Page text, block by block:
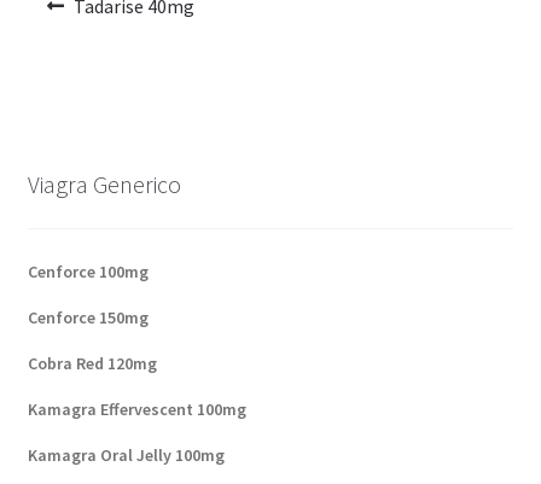
Vérifiez le statut de votre Commande
Panier
Conditions
Contacts
Modes de paiement
Tadarise 40mg
Viagra Generico
Cenforce 100mg
Cenforce 150mg
Cobra Red 120mg
Kamagra Effervescent 100mg
Kamagra Oral Jelly 100mg